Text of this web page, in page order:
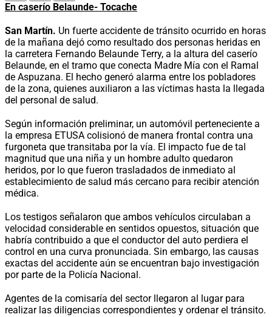
En caserío Belaunde- Tocache
San Martín. Un fuerte accidente de tránsito ocurrido en horas
de la mañana dejó como resultado dos personas heridas en
la carretera Fernando Belaunde Terry, a la altura del caserío
Belaunde, en el tramo que conecta Madre Mía con el Ramal
de Aspuzana. El hecho generó alarma entre los pobladores
de la zona, quienes auxiliaron a las víctimas hasta la llegada
del personal de salud.
Según información preliminar, un automóvil perteneciente a
la empresa ETUSA colisionó de manera frontal contra una
furgoneta que transitaba por la vía. El impacto fue de tal
magnitud que una niña y un hombre adulto quedaron
heridos, por lo que fueron trasladados de inmediato al
establecimiento de salud más cercano para recibir atención
médica.
Los testigos señalaron que ambos vehículos circulaban a
velocidad considerable en sentidos opuestos, situación que
habría contribuido a que el conductor del auto perdiera el
control en una curva pronunciada. Sin embargo, las causas
exactas del accidente aún se encuentran bajo investigación
por parte de la Policía Nacional.
Agentes de la comisaría del sector llegaron al lugar para
realizar las diligencias correspondientes y ordenar el tránsito.